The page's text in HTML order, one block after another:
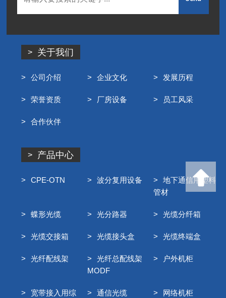
关于我们
公司介绍 企业文化 发展历程
荣誉资质 厂房设备 员工风采
合作伙伴
产品中心
CPE-OTN 波分复用设备
地下通信用塑料
管材
蝶形光缆 光分路器 光缆分纤箱
光缆交接箱 光缆接头盒 光缆终端盒
光纤配线架
光纤总配线架
MODF
户外机柜
宽带接入用综
通信光缆 网络机柜